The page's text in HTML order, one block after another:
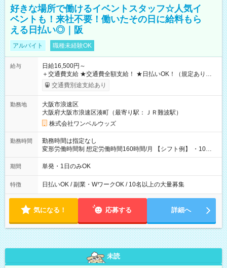
好きな場所で働けるイベントスタッフ☆人気イ
ベントも！来社不要！働いたその日に給料もら
える日払い◎｜阪
アルバイト 職種未経験OK
給与
日給16,500円～
＋交通費支給 ★交通費全額支給！ ★日払いOK！（規定あり） ┗
働いたその日に現金GET♪ お仕事後はコンビニATMから 日払
交通費別途支給あり
勤務地
大阪市浪速区
大阪府大阪市浪速区湊町（最寄り駅：ＪＲ難波駅）
株式会社ワンベルウッズ
勤務時間
勤務時間は指定なし
変形労働時間制 想定労働時間160時間/月 【シフト例】 ・10：
00～20：00
期間 単発・1日のみOK
特徴 日払いOK / 副業・WワークOK / 10名以上の大量募集
気になる！ 応募する 詳細へ
未読